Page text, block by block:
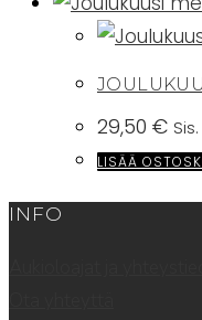
29,50 €
LISÄÄ
INFO